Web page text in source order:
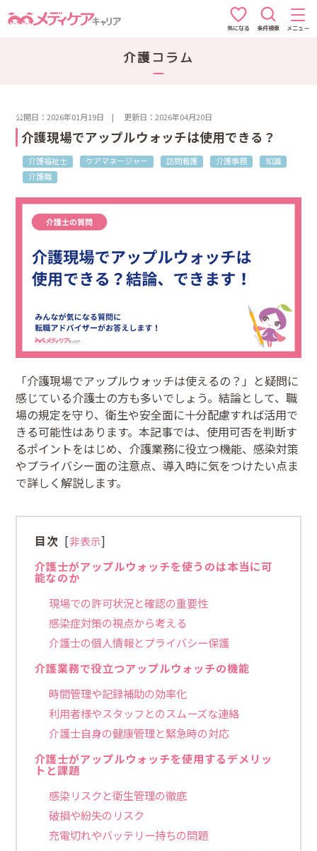
気になる 条件検索 メニュー
介護コラム
公開日：2026年01月19日 |更新日：2026年04月20日
介護現場でアップルウォッチは使用できる？
介護福祉士 ケアマネージャー 訪問看護 介護事務
知識
介護職
「介護現場でアップルウォッチは使えるの？」と疑問に
感じている介護士の方も多いでしょう。結論として、職
場の規定を守り、衛生や安全面に十分配慮すれば活用で
きる可能性はあります。本記事では、使用可否を判断す
るポイントをはじめ、介護業務に役立つ機能、感染対策
やプライバシー面の注意点、導入時に気をつけたい点ま
で詳しく解説します。
目次 [非表示]
介護士がアップルウォッチを使うのは本当に可
能なのか
現場での許可状況と確認の重要性
感染症対策の視点から考える
介護士の個人情報とプライバシー保護
介護業務で役立つアップルウォッチの機能
時間管理や記録補助の効率化
利用者様やスタッフとのスムーズな連絡
介護士自身の健康管理と緊急時の対応
介護士がアップルウォッチを使用するデメリッ
トと課題
感染リスクと衛生管理の徹底
破損や紛失のリスク
充電切れやバッテリー持ちの問題